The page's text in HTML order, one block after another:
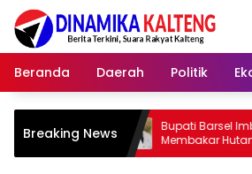
Langsung
konten
Beranda
Daerah Politik
Breaking News
Bupati Barsel Imbau Warga Tidak
Membakar Hutan dan Lahan,
Barito Selatan Bebas Kabut Asap